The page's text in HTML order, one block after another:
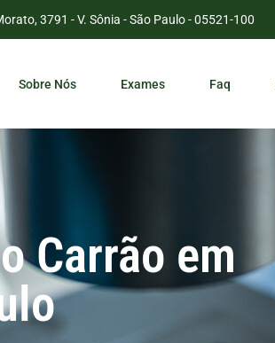
3791 - V. Sônia - São Paulo - 05521-100
Sobre Nós Exames Faq
Carrão em